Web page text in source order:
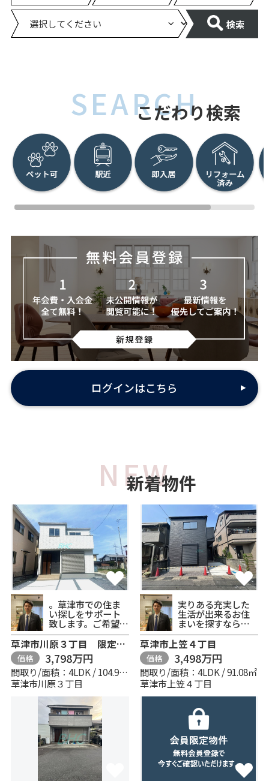
仰木の里東小学校
雄琴小学校
唐崎小学校
さ行
志賀小学校
晴嵐小学校
膳所小学校
瀬田小学校
瀬田北小学校
瀬田東小学校
瀬田南小学校
は行
比叡平小学校
日吉台小学校
平野小学校
藤尾小学校
富士見小学校
ま行
真野小学校
真野北小学校
か行
堅田中学校
瀬田中学校
瀬田北中学校
た行
田上中学校
南郷中学校
は行
日吉中学校
ま行
真野中学校
検索
SEARCH
こだわり検索
ログインはこちら
NEW
新着物件
。草津市での住ま
い探しをサポート
致します。ご希望の
条件などがお決ま
りなら、当社スタ
ッフ...
草津市川原３丁目 限定1区画
価格 3,798万円
間取り/面積：4LDK / 104.96㎡
草津市川原３丁目
実りある充実した
生活が出来るお住
まいを探すなら、
当社にお任せくだ
さい。住まいが変
われば...
草津市上笠４丁目
価格 3,498万円
間取り/面積：4LDK / 91.08㎡
草津市上笠４丁目